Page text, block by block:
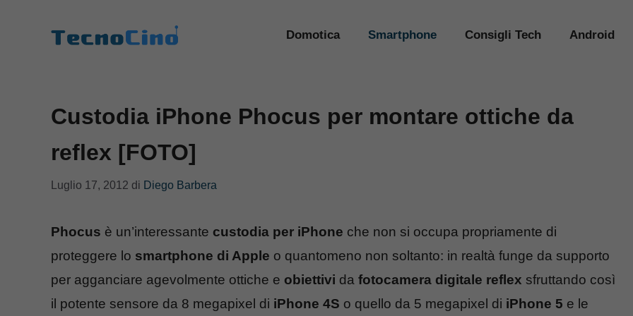
Domotica Smartphone Consigli Tech Android
Custodia iPhone Phocus per montare ottiche da
reflex [FOTO]
Luglio 17, 2012 di Diego Barbera
Phocus è un’interessante custodia per iPhone che non si occupa propriamente di
proteggere lo smartphone di Apple o quantomeno non soltanto: in realtà funge da supporto
per agganciare agevolmente ottiche e obiettivi da fotocamera digitale reflex sfruttando così
il potente sensore da 8 megapixel di iPhone 4S o quello da 5 megapixel di iPhone 5 e le